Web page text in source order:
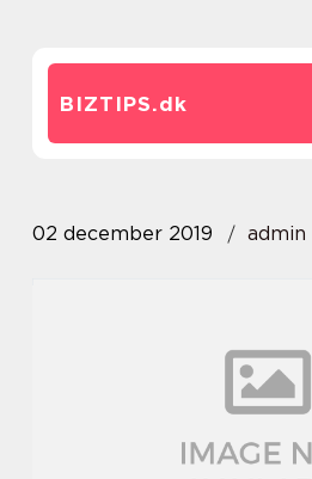
BIZTIPS.dk
02 december 2019 admin